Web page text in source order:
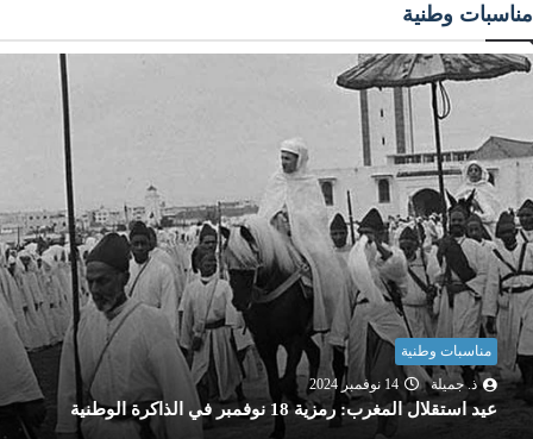
مناسبات وطنية
مناسبات وطنية
ذ. جميلة
14 نوفمبر 2024
عيد استقلال المغرب: رمزية 18 نوفمبر في الذاكرة الوطنية